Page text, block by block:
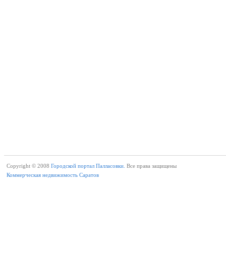
Copyright © 2008 Городской портал Палласовки. Все права защищены
Коммерческая недвижимость Саратов